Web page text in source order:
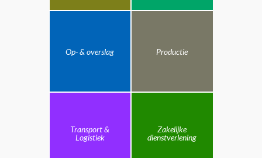
Op- & overslag Productie
Transport &
Logistiek
Zakelijke
dienstverlening